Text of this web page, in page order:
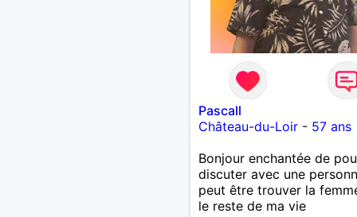
Pascall
Château-du-Loir- 57 ans
Bonjour enchantée de
discuter avec une
peut être trouver la
le reste de ma vie